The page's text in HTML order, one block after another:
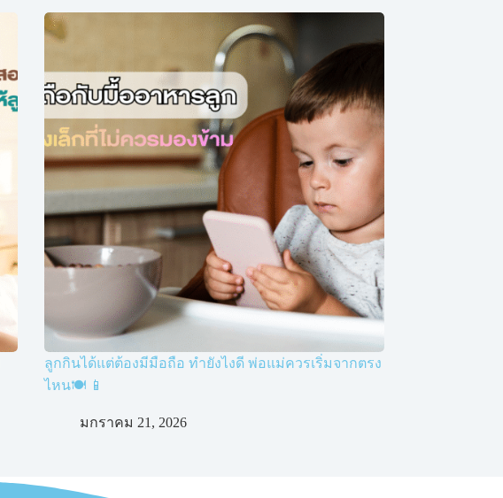
ลูกกินได้แต่ต้องมีมือถือ ทำยังไงดี พ่อแม่ควรเริ่มจากตรง
ไหน🍽️ 📱
มกราคม 21, 2026